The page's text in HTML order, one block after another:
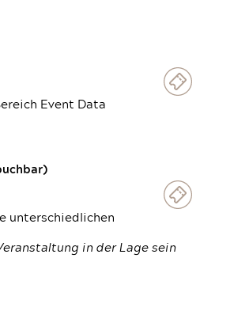
Event Data
unterschiedlichen
in der Lage sein